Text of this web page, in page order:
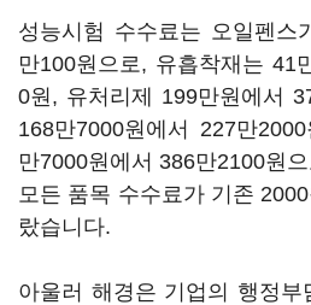
성능시험 수수료는 오일펜스
만100원으로, 유흡착재는 41
0원, 유처리제 199만원에서
168만7000원에서 227만
만7000원에서 386만2100원
모든 품목 수수료가 기존
랐습니다.
아울러 해경은 기업의 행정부